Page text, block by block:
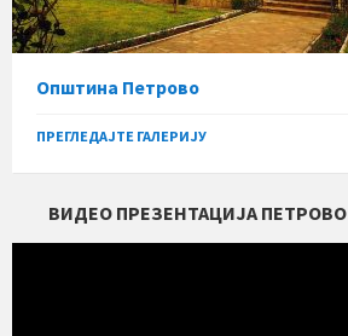
Општина Петрово
ПРЕГЛЕДАЈТЕ ГАЛЕРИЈУ
ВИДЕО ПРЕЗЕНТАЦИЈА ПЕТРОВО